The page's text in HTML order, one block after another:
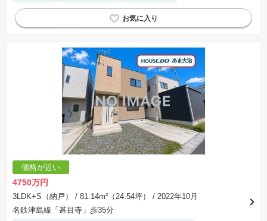
全室南向き
システムキッチン
対面キッチン
モニター付きインターホン
WIC
価格が近い
4750万円
3LDK+S（納戸） / 81.14m²（24.54坪）
/ 2022年10月
名鉄津島線「甚目寺」歩35分